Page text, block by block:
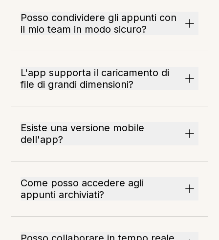
Posso condividere gli appunti con
il mio team in modo sicuro?
L'app supporta il caricamento di
file di grandi dimensioni?
Esiste una versione mobile
dell'app?
Come posso accedere agli
appunti archiviati?